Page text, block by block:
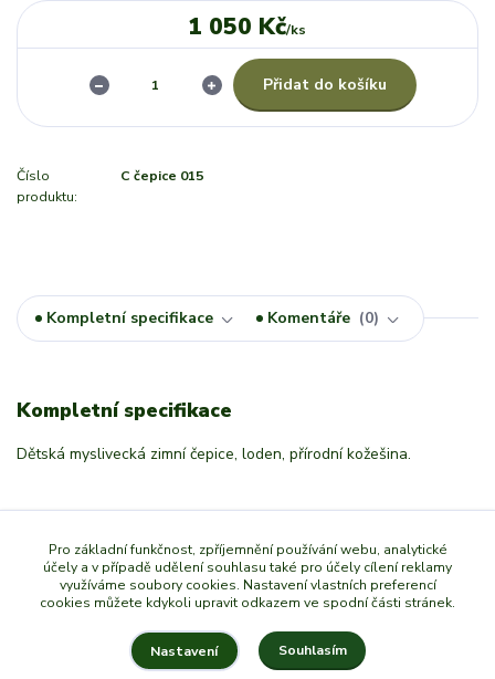
1 050 Kč/ks
Přidat do košíku
Číslo
produktu:
C čepice 015
Kompletní specifikace Komentáře 0
Kompletní specifikace
Dětská myslivecká zimní čepice, loden, přírodní kožešina.
Zboží zařazeno v kategoriích
Dětské klobouky a čepice
Pro základní funkčnost, zpříjemnění používání webu, analytické
účely a v případě udělení souhlasu také pro účely cílení reklamy
využíváme soubory cookies. Nastavení vlastních preferencí
cookies můžete kdykoli upravit odkazem ve spodní části stránek.
Nastavení Souhlasím